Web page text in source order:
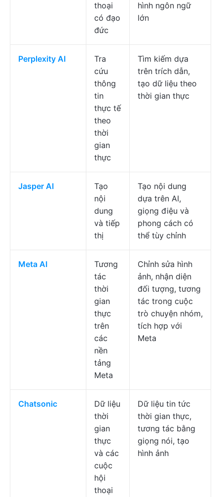
thoại
có đạo
đức
hình ngôn ngữ
lớn
Perplexity AI
Tra
cứu
thông
tin
thực tế
theo
thời
gian
thực
Tìm kiếm dựa
trên trích dẫn,
tạo dữ liệu theo
thời gian thực
Jasper AI
Tạo
nội
dung
và tiếp
thị
Tạo nội dung
dựa trên AI,
giọng điệu và
phong cách có
thể tùy chỉnh
Meta AI
Tương
tác
thời
gian
thực
trên
các
nền
tảng
Meta
Chỉnh sửa hình
ảnh, nhận diện
đối tượng, tương
tác trong cuộc
trò chuyện nhóm,
tích hợp với
Meta
Chatsonic
Dữ liệu
thời
gian
thực
và các
cuộc
hội
thoại
Dữ liệu tin tức
thời gian thực,
tương tác bằng
giọng nói, tạo
hình ảnh